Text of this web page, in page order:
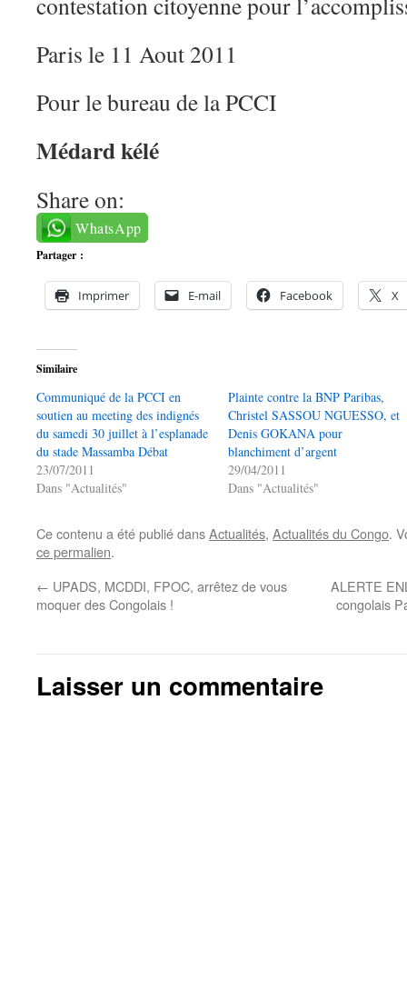
Paris le 11 Aout 2011
Pour le bureau de la PCCI
Médard kélé
Share on:
WhatsApp
Partager :
Imprimer E-mail Facebook X
Similaire
Communiqué de la PCCI en
soutien au meeting des indignés
du samedi 30 juillet à l’esplanade
du stade Massamba Débat
23/07/2011
Dans "Actualités"
Plainte contre la BNP Paribas,
Christel SASSOU NGUESSO, et
Denis GOKANA pour
blanchiment d’argent
29/04/2011
Dans "Actualités"
Ce contenu a été publié dansActualités, Actualités du Congo.
ce permalien.
← UPADS, MCDDI, FPOC, arrêtez de vous
moquer des Congolais !
ALERTE
congolais
Laisser un commentaire